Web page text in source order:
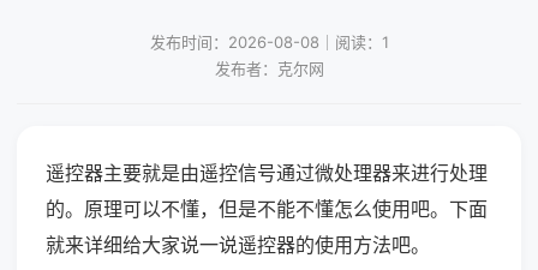
发布时间：2026-08-08｜阅读：1
发布者：克尔网
遥控器主要就是由遥控信号通过微处理器来进行处理
的。原理可以不懂，但是不能不懂怎么使用吧。下面
就来详细给大家说一说遥控器的使用方法吧。